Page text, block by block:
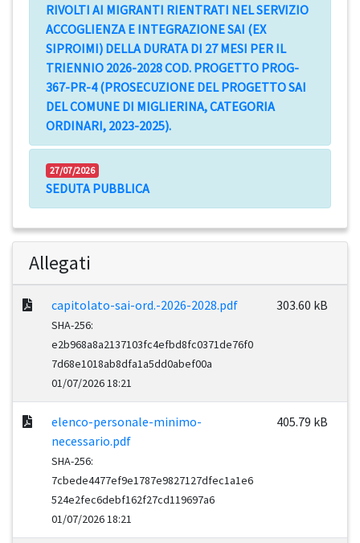
RIVOLTI AI MIGRANTI RIENTRATI NEL SERVIZIO
ACCOGLIENZA E INTEGRAZIONE SAI (EX
SIPROIMI) DELLA DURATA DI 27 MESI PER IL
TRIENNIO 2026-2028 COD. PROGETTO PROG-
367-PR-4 (PROSECUZIONE DEL PROGETTO SAI
DEL COMUNE DI MIGLIERINA, CATEGORIA
ORDINARI, 2023-2025).
27/07/2026
SEDUTA PUBBLICA
Allegati
capitolato-sai-ord.-2026-2028.pdf
SHA-256:
e2b968a8a2137103fc4efbd8fc0371de76f0
7d68e1018ab8dfa1a5dd0abef00a
01/07/2026 18:21
303.60 kB
elenco-personale-minimo-
necessario.pdf
SHA-256:
7cbede4477ef9e1787e9827127dfec1a1e6
524e2fec6debf162f27cd119697a6
01/07/2026 18:21
405.79 kB